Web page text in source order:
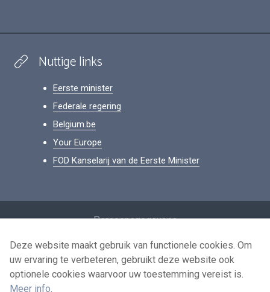
Nuttige links
Eerste minister
Federale regering
Belgium.be
Your Europe
FOD Kanselarij van de Eerste Minister
Persoonsgegevens
Voorwaarden voor het hergebruik
Contacteer ons
Deze website maakt gebruik van functionele cookies. Om
uw ervaring te verbeteren, gebruikt deze website ook
optionele cookies waarvoor uw toestemming vereist is.
Meer info.